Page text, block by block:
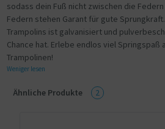
sodass dein Fuß nicht zwischen die
Federn stehen Garant für gute
Trampolins ist galvanisiert und
Chance hat. Erlebe endlos viel Springspaß
Trampolinen!
Weniger lesen
Ähnliche Produkte 2